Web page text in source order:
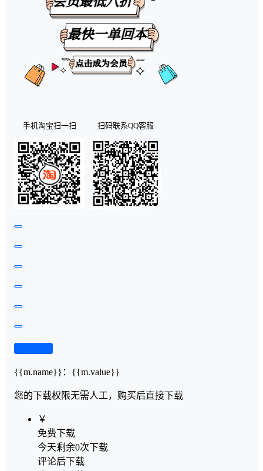
手机淘宝扫一扫 扫码联系QQ客服
{{m.name}} ： {{m.value}}
您的下载权限无需人工，购买后直接下载
￥
免费下载
今天剩余0次下载
评论后下载